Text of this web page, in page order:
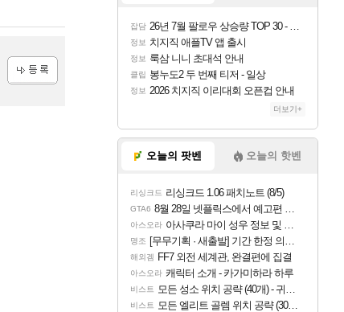
잡담 26년 7월 팔로우 상승량 TOP 30 - 월간 치지직
정보 치지직 애플TV 앱 출시
정보 룩삼 니니 초대석 안내
클립 봉누도2 두 번째 티저 - 일상
정보 2026 치지직 이리대회 오픈컵 안내
더보기+
오늘의 팟벤 오늘의 핫벤
리싱크드 리싱크드 1.06 패치노트 (8/5)
GTA6 8월 28일 넷플릭스에서 예고편 공개 예정
아스오라 아사쿠라 마이 성우 정보 및 주요 필모
명조 [무무기획 · 새출발] 기간 한정 의뢰 이벤트
해외겜 FF7 외전 세계관, 완결편에 집결
아스오라 캐릭터 소개 - 카가미하라 하루
비스트 모든 성소 위치 공략 (40개) - 귀환한 영혼 도전과제
비스트 모든 엘리트 골렘 위치 공략 (30개) - 방랑 결투가